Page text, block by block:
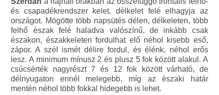
és csapadékrendszer kelet, délkelet felé elhagyja az
országot. Mögötte több napsütés délen, délkeleten, több
felhő észak felé haladva valószínű, de inkább csak
északon, északkeleten fordulhat elő néhol kisebb eső,
zápor. A szél ismét délire fordul, és élénk, néhol erős
lesz. A minimum mínusz 2 és plusz 5 fok között alakul. A
csúcsérték nagyrészt 7 és 12 fok között várható, de
délnyugaton ennél melegebb, míg az északi határ
mentén néhol több fokkal hidegebb is lehet.